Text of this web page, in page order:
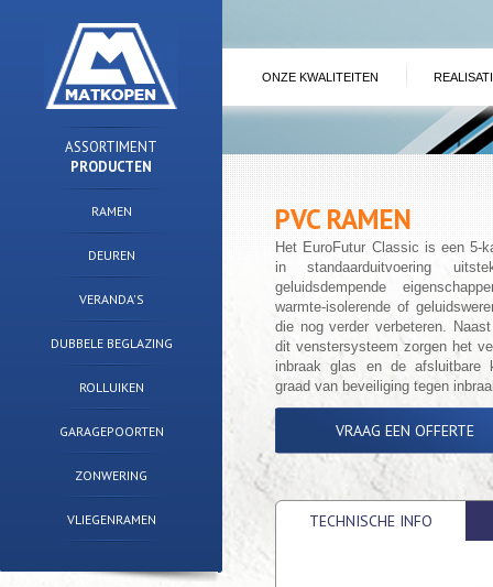
ASSORTIMENT
PRODUCTEN
RAMEN
DEUREN
VERANDA'S
DUBBELE BEGLAZING
ROLLUIKEN
GARAGEPOORTEN
ZONWERING
VLIEGENRAMEN
ONZE KWALITEITEN
PVC RAMEN
Het EuroFutur Classic is een 5-
in standaarduitvoering
geluidsdempende
warmte-isolerende of
die nog verder verbeteren.
dit venstersysteem zorgen het
inbraak glas en de afsluitbare
graad van beveiliging tegen
VRAAG EEN OFFERTE
TECHNISCHE INFO